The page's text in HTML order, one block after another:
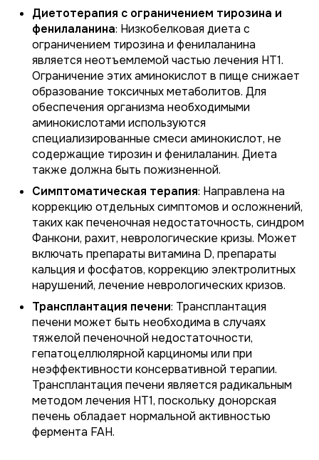
Диетотерапия с ограничением тирозина и
фенилаланина: Низкобелковая диета с
ограничением тирозина и фенилаланина
является неотъемлемой частью лечения НТ1.
Ограничение этих аминокислот в пище снижает
образование токсичных метаболитов. Для
обеспечения организма необходимыми
аминокислотами используются
специализированные смеси аминокислот, не
содержащие тирозин и фенилаланин. Диета
также должна быть пожизненной.
Симптоматическая терапия: Направлена на
коррекцию отдельных симптомов и осложнений,
таких как печеночная недостаточность, синдром
Фанкони, рахит, неврологические кризы. Может
включать препараты витамина D, препараты
кальция и фосфатов, коррекцию электролитных
нарушений, лечение неврологических кризов.
Трансплантация печени: Трансплантация
печени может быть необходима в случаях
тяжелой печеночной недостаточности,
гепатоцеллюлярной карциномы или при
неэффективности консервативной терапии.
Трансплантация печени является радикальным
методом лечения НТ1, поскольку донорская
печень обладает нормальной активностью
фермента FAH.